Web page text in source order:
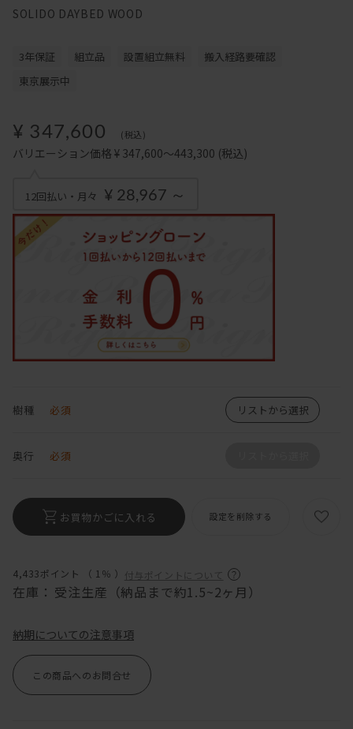
SOLIDO DAYBED WOOD
4,433ポイント （ 1％ ） 付与ポイントについて
在庫： 受注生産（納品まで約1.5~2ヶ月）
3年保証 組立品 設置組立無料
搬入経路要確認
東京展示中
¥ 347,600 (税込)
バリエーション価格 ¥ 347,600～443,300 (税込)
12回払い・月々 ¥ 28,967 ～
樹種 必須 リストから選択
奥行 必須
お買物かごに入れる 設定を削除する
納期についての注意事項
この商品へのお問合せ